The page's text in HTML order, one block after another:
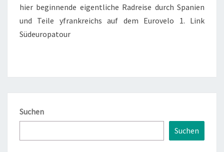
hier beginnende eigentliche Radreise durch Spanien
und Teile yfrankreichs auf dem Eurovelo 1. Link
Südeuropatour
Suchen
Suchen